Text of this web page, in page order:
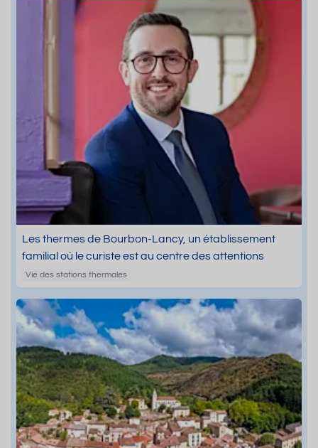
Les thermes de Bourbon-Lancy, un établissement
familial où le curiste est au centre des attentions
Vie des stations thermales